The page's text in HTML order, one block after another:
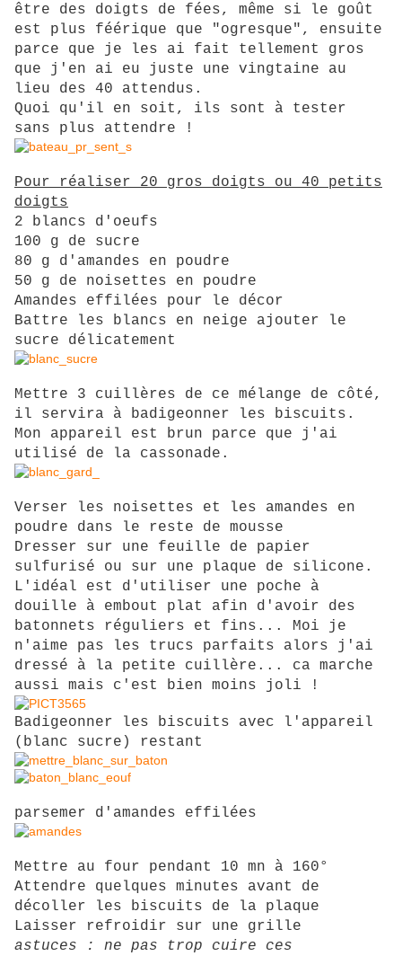
être des doigts de fées, même si le goût
est plus féérique que "ogresque", ensuite
parce que je les ai fait tellement gros
que j'en ai eu juste une vingtaine au
lieu des 40 attendus.
Quoi qu'il en soit, ils sont à tester
sans plus attendre !
Pour réaliser 20 gros doigts ou 40 petits
doigts
2 blancs d'oeufs
100 g de sucre
80 g d'amandes en poudre
50 g de noisettes en poudre
Amandes effilées pour le décor
Battre les blancs en neige ajouter le
sucre délicatement
Mettre 3 cuillères de ce mélange de côté,
il servira à badigeonner les biscuits.
Mon appareil est brun parce que j'ai
utilisé de la cassonade.
Verser les noisettes et les amandes en
poudre dans le reste de mousse
Dresser sur une feuille de papier
sulfurisé ou sur une plaque de silicone.
L'idéal est d'utiliser une poche à
douille à embout plat afin d'avoir des
batonnets réguliers et fins... Moi je
n'aime pas les trucs parfaits alors j'ai
dressé à la petite cuillère... ca marche
aussi mais c'est bien moins joli !
Badigeonner les biscuits avec l'appareil
(blanc sucre) restant
parsemer d'amandes effilées
Mettre au four pendant 10 mn à 160°
Attendre quelques minutes avant de
décoller les biscuits de la plaque
Laisser refroidir sur une grille
astuces : ne pas trop cuire ces